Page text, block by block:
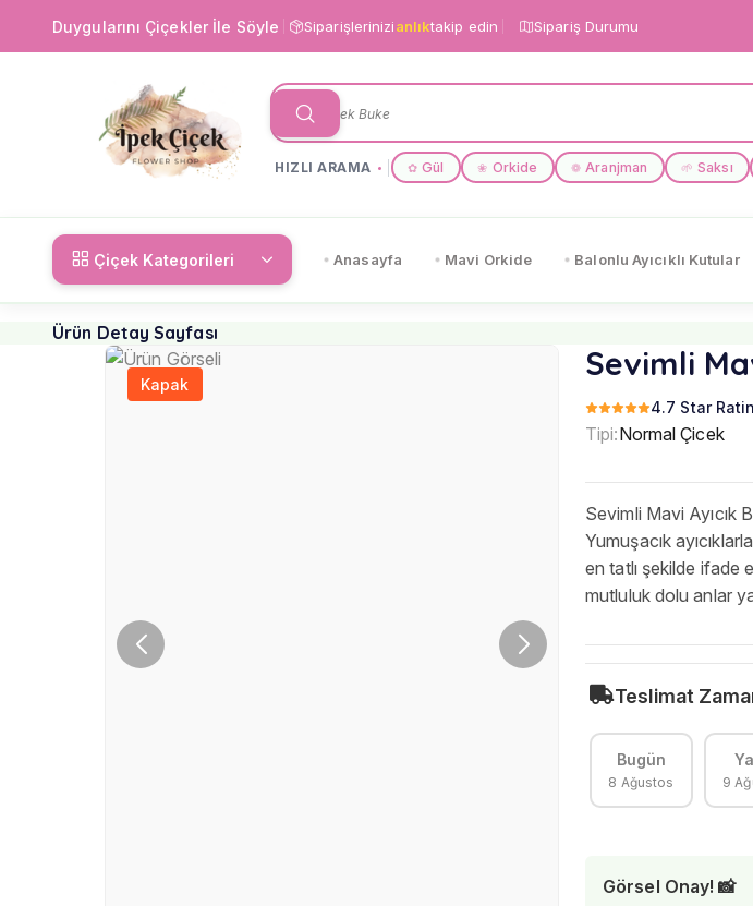
Duygularını Çiçekler İle Söyle Siparişlerinizianlıktakip edin Sipariş Durumu
HIZLI ARAMA ✿ Gül ❀ Orkide ❁ Aranjman 🌱 Saksı
Çiçek Kategorileri Anasayfa Mavi Orkide Balonlu Ayıcıklı Kutular
Ürün Detay Sayfası
Kapak
Sevimli
4.7 Star
Tipi:Normal Çicek
Sevimli Mavi Ayıcık
Yumuşacık
en tatlı şekilde ifade
mutluluk dolu anlar
Teslimat
Bugün
8 Ağustos 9
Görsel Onay! 📸